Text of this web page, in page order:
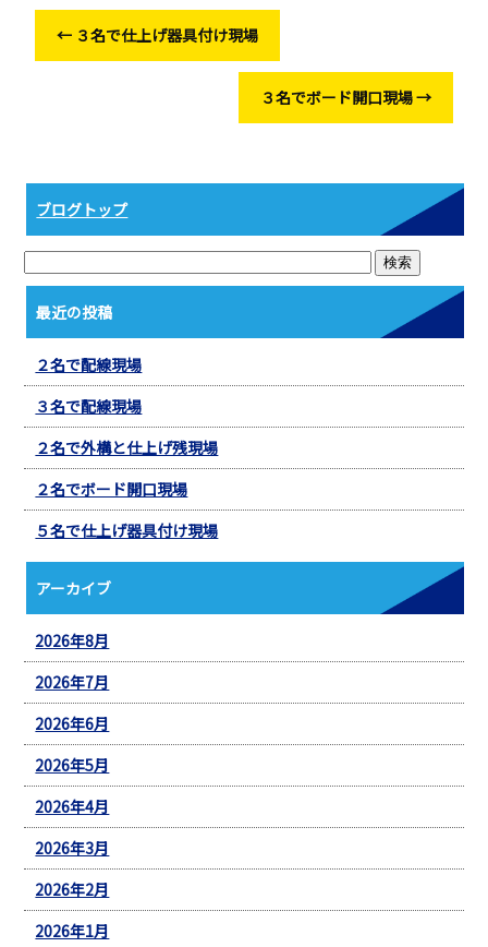
o
o
← ３名で仕上げ器具付け現場
３名でボード開口現場→
ブログトップ
最近の投稿
２名で配線現場
３名で配線現場
２名で外構と仕上げ残現場
２名でボード開口現場
５名で仕上げ器具付け現場
アーカイブ
2026年8月
2026年7月
2026年6月
2026年5月
2026年4月
2026年3月
2026年2月
2026年1月